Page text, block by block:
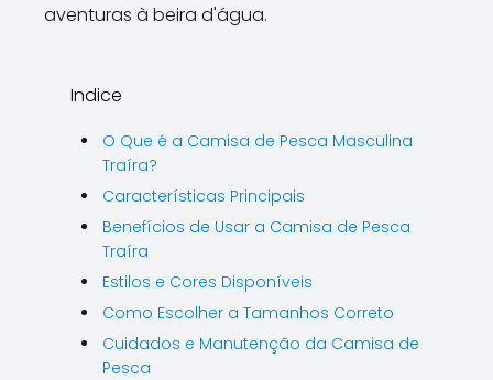
aventuras à beira d'água.
Indice
O Que é a Camisa de Pesca Masculina
Traíra?
Características Principais
Benefícios de Usar a Camisa de Pesca
Traíra
Estilos e Cores Disponíveis
Como Escolher a Tamanhos Correto
Cuidados e Manutenção da Camisa de
Pesca